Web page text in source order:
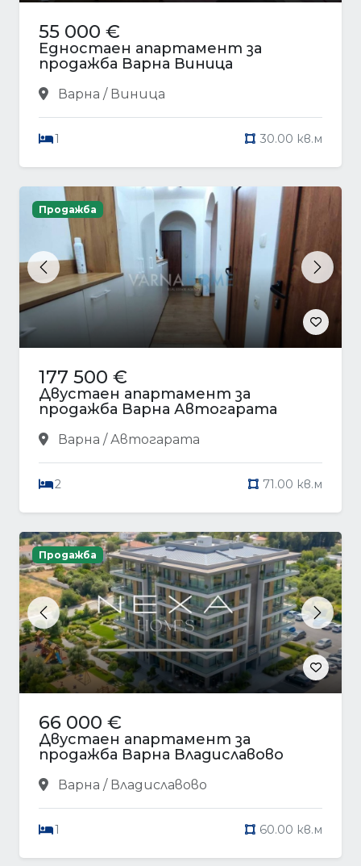
55 000 €
Едностаен апартамент за
продажба Варна Виница
Варна / Виница
1 30.00 кв.м
Previous Next
Продажба
177 500 €
Двустаен апартамент за
продажба Варна Автогарата
Варна / Автогарата
2 71.00 кв.м
Previous Next
Продажба
66 000 €
Двустаен апартамент за
продажба Варна Владиславово
Варна / Владиславово
1 60.00 кв.м